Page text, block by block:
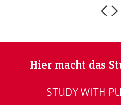
Hier macht das
STUDY WITH